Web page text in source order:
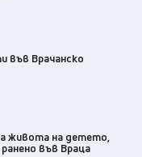
във Врачанско
живота на детето,
във Враца